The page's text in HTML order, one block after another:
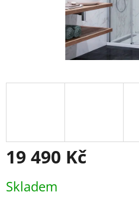
19 490 Kč
cena:
Skladem